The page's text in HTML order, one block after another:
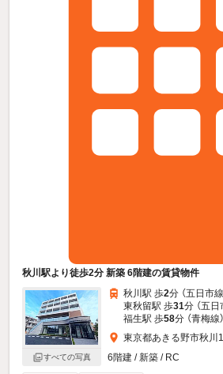
秋川駅より徒歩2分 新築 6階建の賃貸物件
すべての写真
秋川駅 歩2分 （五日市線
東秋留駅 歩31分 （五日
福生駅 歩58分 （青梅線）
東京都あきる野市秋川
6階建 / 新築 / RC